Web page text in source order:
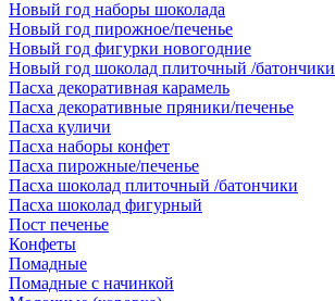
Новый год наборы шоколада
Новый год пирожное/печенье
Новый год фигурки новогодние
Новый год шоколад плиточный /батончики
Пасха декоративная карамель
Пасха декоративные пряники/печенье
Пасха куличи
Пасха наборы конфет
Пасха пирожные/печенье
Пасха шоколад плиточный /батончики
Пасха шоколад фигурный
Пост печенье
Конфеты
Помадные
Помадные с начинкой